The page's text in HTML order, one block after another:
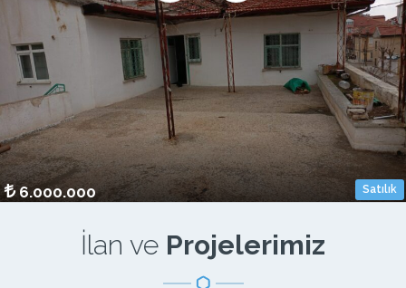
m² Oda S. Bina Yaşı
Satılık
6.000.000
İlan ve Projelerimiz